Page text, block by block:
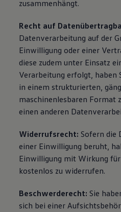
zusammenhängt.
Recht auf
Datenverarbeitung auf der
Einwilligung oder einer
diese zudem unter Einsatz
Verarbeitung erfolgt, haben
in einem strukturierten,
maschinenlesbaren Format
einen anderen
Widerrufsrecht: Sofern die
einer Einwilligung beruht,
Einwilligung mit Wirkung
kostenlos zu widerrufen.
Beschwerderecht: Sie
sich bei einer